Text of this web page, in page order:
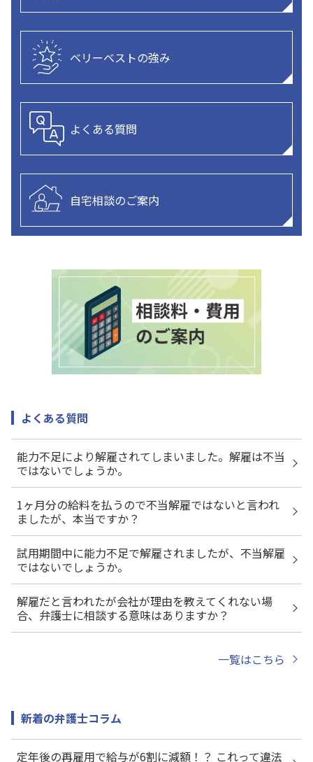
ベリーベストの強み
よくある質問
自宅相談のご案内
よくある質問
能力不足により解雇されてしまいました。解雇は不当
ではないでしょうか。
1ヶ月分の給料を払うので不当解雇ではないと言われ
ましたが、本当ですか？
試用期間中に能力不足で解雇されましたが、不当解雇
ではないでしょうか。
解雇だと言われたが会社が理由を教えてくれない場
合、弁護士に相談する意味はありますか？
一覧はこちら
新着の弁護士コラム
定年後の再雇用で給与が6割に減額！？ これって違法